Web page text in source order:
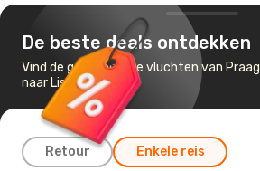
De beste deals ontdekken
Vind de goedkoopste vluchten van Praag
naar Lissabon
Retour Enkele reis